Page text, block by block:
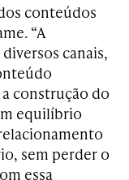
conteúdos
“A
canais,
construção do
equilíbrio
sem perder o
essa